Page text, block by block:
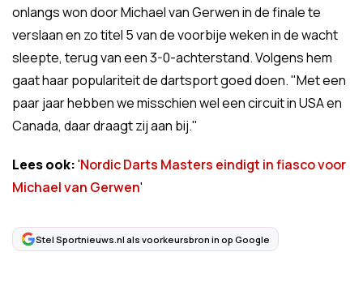
onlangs won door Michael van Gerwen in de finale te
verslaan en zo titel 5 van de voorbije weken in de wacht
sleepte, terug van een 3-0-achterstand. Volgens hem
gaat haar populariteit de dartsport goed doen. "Met een
paar jaar hebben we misschien wel een circuit in USA en
Canada, daar draagt zij aan bij."
Lees ook:'Nordic Darts Masters eindigt in fiasco voor
Michael van Gerwen'
Stel Sportnieuws.nl als voorkeursbron in op Google